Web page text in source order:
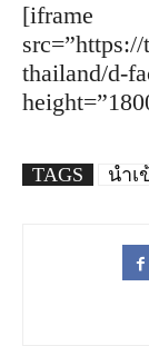
[iframe
thailand/d-
TAGS นำเ